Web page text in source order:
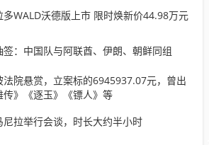
多WALD沃德版上市 限时焕新价44.98万元
签：中国队与阿联酋、伊朗、朝鲜同组
法院悬赏，立案标的6945937.07元，曾出
传》《逐玉》《镖人》等
尼拉举行会谈，时长大约半小时